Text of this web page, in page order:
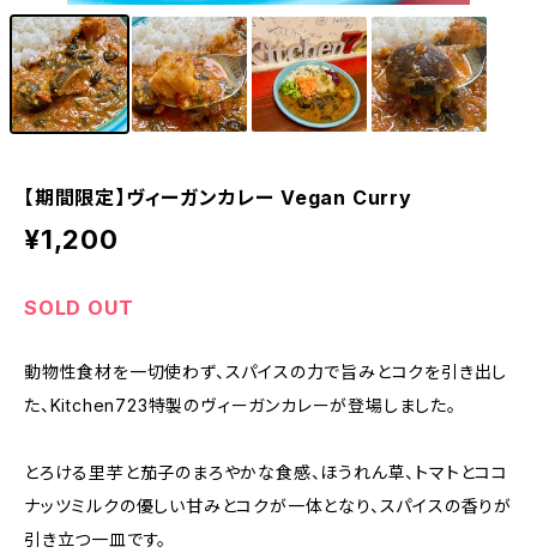
【期間限定】ヴィーガンカレー Vegan Curry
¥1,200
SOLD OUT
動物性食材を一切使わず、スパイスの力で旨みとコクを引き出し
た、Kitchen723特製のヴィーガンカレーが登場しました。
とろける里芋と茄子のまろやかな食感、ほうれん草、トマトとココ
ナッツミルクの優しい甘みとコクが一体となり、スパイスの香りが
引き立つ一皿です。